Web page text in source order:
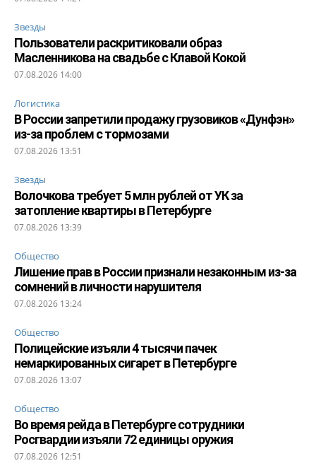
Звезды
Пользователи раскритиковали образ
Масленникова на свадьбе с Клавой Кокой
07.08.2026 14:00
Логистика
В России запретили продажу грузовиков «Дунфэн»
из-за проблем с тормозами
07.08.2026 13:51
Звезды
Волочкова требует 5 млн рублей от УК за
затопление квартиры в Петербурге
07.08.2026 13:39
Общество
Лишение прав в России признали незаконным из-за
сомнений в личности нарушителя
07.08.2026 13:24
Общество
Полицейские изъяли 4 тысячи пачек
немаркированных сигарет в Петербурге
07.08.2026 13:07
Общество
Во время рейда в Петербурге сотрудники
Росгвардии изъяли 72 единицы оружия
07.08.2026 12:51